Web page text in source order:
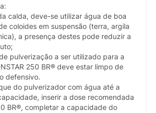
calda, deve-se utilizar água de boa
coloides em suspensão (terra, argila
a presença destes pode reduzir a
pulverização a ser utilizado para a
250 BR® deve estar limpo de
defensivo.
do pulverizador com água até a
inserir a dose recomendada
BR®, completar a capacidade do